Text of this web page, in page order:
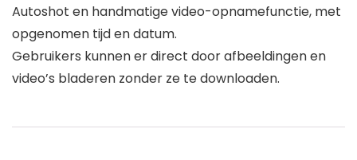
Autoshot en handmatige video-opnamefunctie, met
opgenomen tijd en datum.
Gebruikers kunnen er direct door afbeeldingen en
video’s bladeren zonder ze te downloaden.